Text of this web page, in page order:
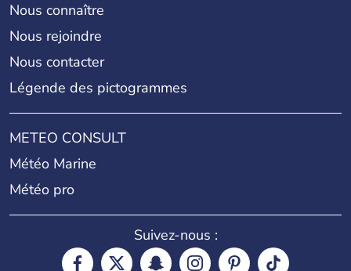
Nous connaître
Nous rejoindre
Nous contacter
Légende des pictogrammes
METEO CONSULT
Météo Marine
Météo pro
Suivez-nous :